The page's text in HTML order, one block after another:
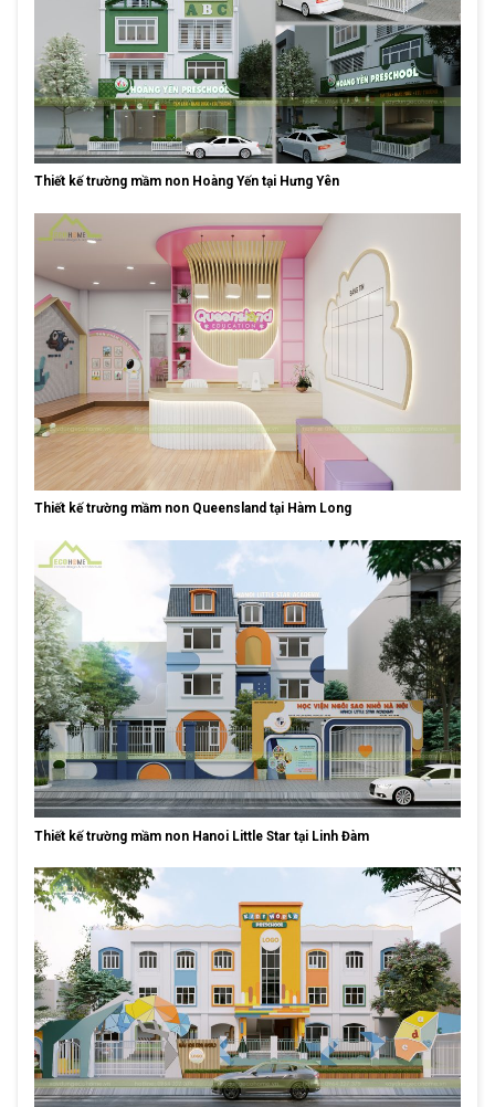
Thiết kế trường mầm non Hoàng Yến tại Hưng Yên
Thiết kế trường mầm non Queensland tại Hàm Long
Thiết kế trường mầm non Hanoi Little Star tại Linh Đàm